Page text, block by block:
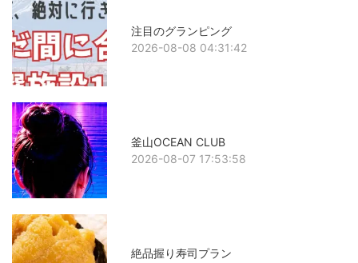
注目のグランピング
2026-08-08 04:31:42
釜山OCEAN CLUB
2026-08-07 17:53:58
絶品握り寿司プラン